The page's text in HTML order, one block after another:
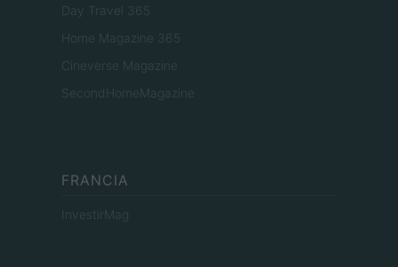
Day Travel 365
Home Magazine 365
Cineverse Magazine
SecondHomeMagazine
FRANCIA
InvestirMag